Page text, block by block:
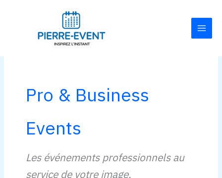
Pro & Business
Events
Les événements professionnels au
service de votre image.